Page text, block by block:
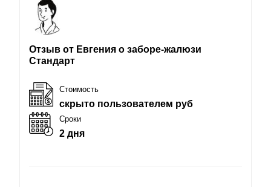
Отзыв от Евгения о заборе-жалюзи
Стандарт
Стоимость
скрыто пользователем руб
Сроки
2 дня